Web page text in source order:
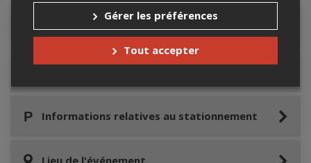
Détails de l'événement
Informations relatives au stationnement
Gérer les préférences
Tout accepter